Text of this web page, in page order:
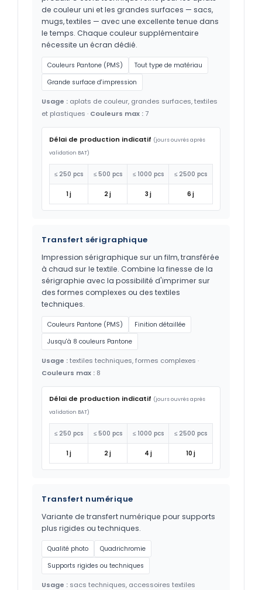
de couleur uni et les grandes surfaces — sacs,
mugs, textiles — avec une excellente tenue dans
le temps. Chaque couleur supplémentaire
nécessite un écran dédié.
Couleurs Pantone (PMS)
Tout type de matériau
Grande surface d'impression
Usage : aplats de couleur, grandes surfaces, textiles
et plastiques · Couleurs max :7
Délai de production indicatif (jours ouvrés après
validation BAT)
≤ 250 pcs ≤ 500 pcs ≤ 1000 pcs ≤ 2500 pcs
1 j 2 j 3 j 6 j
Transfert sérigraphique
Impression sérigraphique sur un film, transférée
à chaud sur le textile. Combine la finesse de la
sérigraphie avec la possibilité d'imprimer sur
des formes complexes ou des textiles
techniques.
Couleurs Pantone (PMS)
Finition détaillée
Jusqu'à 8 couleurs Pantone
Usage :textiles techniques, formes complexes ·
Couleurs max : 8
Délai de production indicatif (jours ouvrés après
validation BAT)
≤ 250 pcs ≤ 500 pcs ≤ 1000 pcs ≤ 2500 pcs
1 j 2 j 4 j 10 j
Transfert numérique
Variante de transfert numérique pour supports
plus rigides ou techniques.
Qualité photo
Quadrichromie
Supports rigides ou techniques
Usage : sacs techniques, accessoires textiles